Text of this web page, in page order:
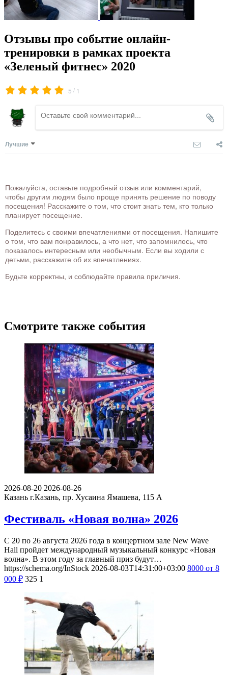
Отзывы про событие онлайн-
тренировки в рамках проекта
«Зеленый фитнес» 2020
5 / 1
Лучшие
Пожалуйста, оставьте подробный отзыв или комментарий,
чтобы другим людям было проще принять решение по поводу
посещения! Расскажите о том, что стоит знать тем, кто только
планирует посещение.
Поделитесь с своими впечатлениями от посещения. Напишите
о том, что вам понравилось, а что нет, что запомнилось, что
показалось интересным или необычным. Если вы ходили с
детьми, расскажите об их впечатлениях.
Будьте корректны, и соблюдайте правила приличия.
Смотрите также события
2026-08-20 2026-08-26
Казань г.Казань, пр. Хусаина Ямашева, 115 A
Фестиваль «Новая волна» 2026
С 20 по 26 августа 2026 года в концертном зале New Wave
Hall пройдет международный музыкальный конкурс «Новая
волна». В этом году за главный приз будут…
https://schema.org/InStock 2026-08-03T14:31:00+03:00 8000 от 8
000 ₽ 325 1